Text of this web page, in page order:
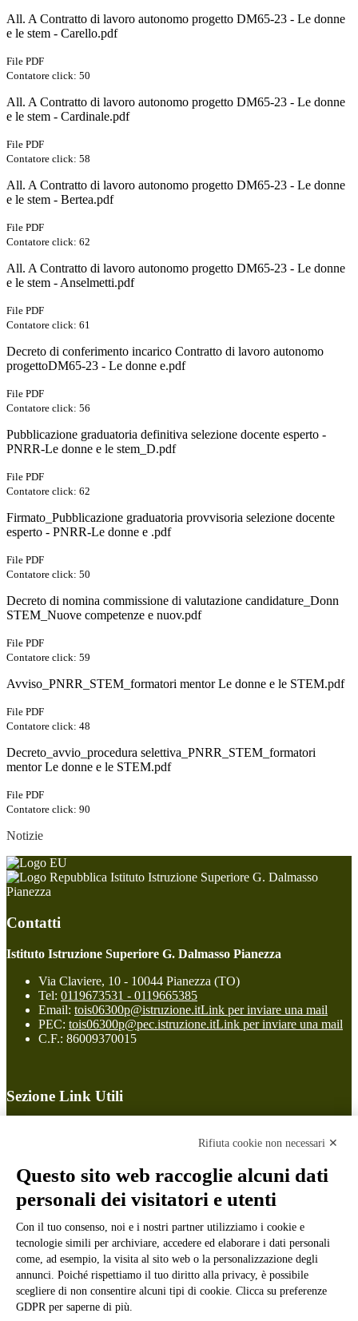
All. A Contratto di lavoro autonomo progetto DM65-23 - Le donne
e le stem - Carello.pdf
File PDF
Contatore click: 50
All. A Contratto di lavoro autonomo progetto DM65-23 - Le donne
e le stem - Cardinale.pdf
File PDF
Contatore click: 58
All. A Contratto di lavoro autonomo progetto DM65-23 - Le donne
e le stem - Bertea.pdf
File PDF
Contatore click: 62
All. A Contratto di lavoro autonomo progetto DM65-23 - Le donne
e le stem - Anselmetti.pdf
File PDF
Contatore click: 61
Decreto di conferimento incarico Contratto di lavoro autonomo
progettoDM65-23 - Le donne e.pdf
File PDF
Contatore click: 56
Pubblicazione graduatoria definitiva selezione docente esperto -
PNRR-Le donne e le stem_D.pdf
File PDF
Contatore click: 62
Firmato_Pubblicazione graduatoria provvisoria selezione docente
esperto - PNRR-Le donne e .pdf
File PDF
Contatore click: 50
Decreto di nomina commissione di valutazione candidature_Donn
STEM_Nuove competenze e nuov.pdf
File PDF
Contatore click: 59
Avviso_PNRR_STEM_formatori mentor Le donne e le STEM.pdf
File PDF
Contatore click: 48
Decreto_avvio_procedura selettiva_PNRR_STEM_formatori
mentor Le donne e le STEM.pdf
File PDF
Contatore click: 90
Notizie
Istituto Istruzione Superiore G. Dalmasso
Pianezza
Contatti
Istituto Istruzione Superiore G. Dalmasso Pianezza
Via Claviere, 10 - 10044 Pianezza (TO)
Tel: 0119673531 - 0119665385
Email: tois06300p@istruzione.itLink per inviare una mail
PEC: tois06300p@pec.istruzione.itLink per inviare una mail
C.F.: 86009370015
Sezione Link Utili
Ufficio Relazioni con il Pubblico
Dichiarazione di accessibilità
Obiettivi di accessibilità
Gestione consensi cookie
Amministrazione trasparente
Pagina visualizzata
558 volte
Sezione Copyright
Rifiuta cookie non necessari ✕
Questo sito web raccoglie alcuni dati
personali dei visitatori e utenti
Con il tuo consenso, noi e i nostri partner utilizziamo i cookie e
tecnologie simili per archiviare, accedere ed elaborare i dati personali
come, ad esempio, la visita al sito web o la personalizzazione degli
annunci. Poiché rispettiamo il tuo diritto alla privacy, è possibile
scegliere di non consentire alcuni tipi di cookie. Clicca su preferenze
GDPR per saperne di più.